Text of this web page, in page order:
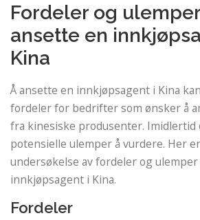
Fordeler og
ansette en
Kina
Å ansette en innkjøpsagent i Kina
fordeler for bedrifter som ønsker å
fra kinesiske produsenter. Imidlertid
potensielle ulemper å vurdere. Her
undersøkelse av fordeler og
innkjøpsagent i Kina.
Fordeler